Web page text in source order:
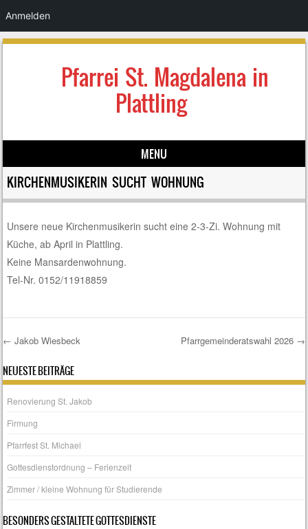
Pfarrei St. Magdalena in
Plattling
MENU
Skip to content
KIRCHENMUSIKERIN SUCHT WOHNUNG
Unsere neue Kirchenmusikerin sucht eine 2-3-Zi. Wohnung mit
Küche, ab April in Plattling.
Keine Mansardenwohnung.
Tel-Nr. 0152/11918859
Post navigation
← Jakob Wiesbeck Pfarrgemeinderatswahl 2026 →
NEUESTE BEITRÄGE
Renovierung St. Jakob
Firmung
Pfarrfest St. Michael
Gottesdienstordnung – Ferienzeit
Zimmer / kleine Wohnung für Studierende
BESONDERS GESTALTETE GOTTESDIENSTE
Anmelden